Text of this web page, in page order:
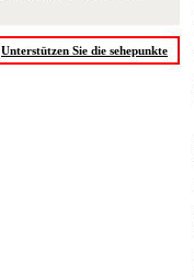
Unterstützen Sie die sehepunkte